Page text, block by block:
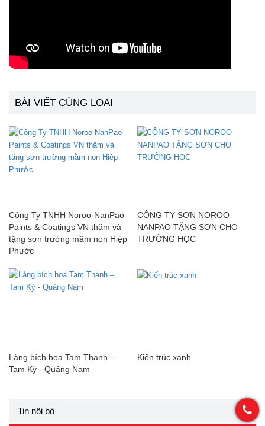
BÀI VIẾT CÙNG LOẠI
Công Ty TNHH Noroo-NanPao
Paints & Coatings VN thăm và
tặng sơn trường mầm non Hiệp
Phước
CÔNG TY SƠN NOROO
NANPAO TẶNG SƠN CHO
TRƯỜNG HỌC
Làng bích họa Tam Thanh –
Tam Kỳ - Quảng Nam
Kiến trúc xanh
Tin nội bộ